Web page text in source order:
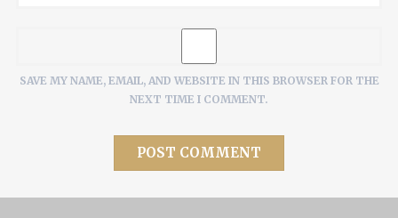
SAVE MY NAME, EMAIL, AND WEBSITE IN THIS BROWSER FOR THE
NEXT TIME I COMMENT.